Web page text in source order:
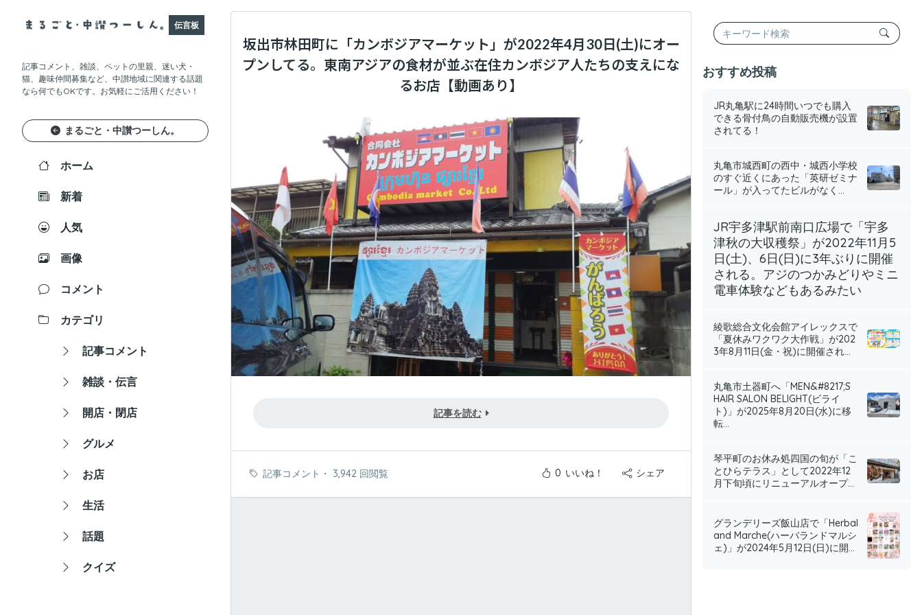
伝言板
記事コメント、雑談、ペットの里親、迷い犬・
猫、趣味仲間募集など、中讃地域に関連する話題
なら何でもOKです。お気軽にご活用ください！
まるごと・中讃つーしん。
ホーム
新着
人気
画像
コメント
カテゴリ
記事コメント
雑談・伝言
開店・閉店
グルメ
お店
生活
話題
クイズ
坂出市林田町に「カンボジアマーケット」が2022年4月30日(土)にオー
プンしてる。東南アジアの食材が並ぶ在住カンボジア人たちの支えにな
るお店【動画あり】
記事を読む
記事コメント ・ 3,942 回閲覧 シェア
0 いいね！
おすすめ投稿
JR丸亀駅に24時間いつでも購入
できる骨付鳥の自動販売機が設置
されてる！
丸亀市城西町の西中・城西小学校
のすぐ近くにあった「英研ゼミナ
ール」が入ってたビルがなく...
JR宇多津駅前南口広場で「宇多
津秋の大収穫祭」が2022年11月5
日(土)、6日(日)に3年ぶりに開催
される。アジのつかみどりやミニ
電車体験などもあるみたい
綾歌総合文化会館アイレックスで
「夏休みワクワク大作戦」が202
3年8月11日(金・祝)に開催され...
丸亀市土器町へ「MEN&#8217;S
HAIR SALON BELIGHT(ビライ
ト)」が2025年8月20日(水)に移
転...
琴平町のお休み処四国の旬が「こ
とひらテラス」として2022年12
月下旬頃にリニューアルオープ...
グランデリーズ飯山店で「Herbal
and Marche(ハーバランドマルシ
ェ)」が2024年5月12日(日)に開...